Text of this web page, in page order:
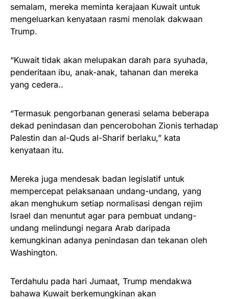
semalam, mereka meminta kerajaan Kuwait untuk
mengeluarkan kenyataan rasmi menolak dakwaan
Trump.
“Kuwait tidak akan melupakan darah para syuhada,
penderitaan ibu, anak-anak, tahanan dan mereka
yang cedera..
“Termasuk pengorbanan generasi selama beberapa
dekad penindasan dan pencerobohan Zionis terhadap
Palestin dan al-Quds al-Sharif berlaku,” kata
kenyataan itu.
Mereka juga mendesak badan legislatif untuk
mempercepat pelaksanaan undang-undang, yang
akan menghukum setiap normalisasi dengan rejim
Israel dan menuntut agar para pembuat undang-
undang melindungi negara Arab daripada
kemungkinan adanya penindasan dan tekanan oleh
Washington.
Terdahulu pada hari Jumaat, Trump mendakwa
bahawa Kuwait berkemungkinan akan